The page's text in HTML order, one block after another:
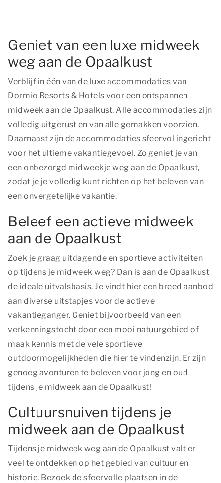
Geniet van een luxe midweek
weg aan de Opaalkust
Verblijf in één van de luxe accommodaties van
Dormio Resorts & Hotels voor een ontspannen
midweek aan de Opaalkust. Alle accommodaties zijn
volledig uitgerust en van alle gemakken voorzien.
Daarnaast zijn de accommodaties sfeervol ingericht
voor het ultieme vakantiegevoel. Zo geniet je van
een onbezorgd midweekje weg aan de Opaalkust,
zodat je je volledig kunt richten op het beleven van
een onvergetelijke vakantie.
Beleef een actieve midweek
aan de Opaalkust
Zoek je graag uitdagende en sportieve activiteiten
op tijdens je midweek weg? Dan is aan de Opaalkust
de ideale uitvalsbasis. Je vindt hier een breed aanbod
aan diverse uitstapjes voor de actieve
vakantieganger. Geniet bijvoorbeeld van een
verkenningstocht door een mooi natuurgebied of
maak kennis met de vele sportieve
outdoormogelijkheden die hier te vindenzijn. Er zijn
genoeg avonturen te beleven voor jong en oud
tijdens je midweek aan de Opaalkust!
Cultuursnuiven tijdens je
midweek aan de Opaalkust
Tijdens je midweek weg aan de Opaalkust valt er
veel te ontdekken op het gebied van cultuur en
historie. Bezoek de sfeervolle plaatsen in de